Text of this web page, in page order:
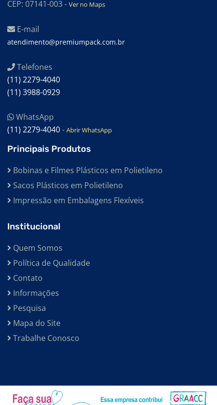
CEP: 07141-003 - Ver no Maps
E-mail
atendimento@premiumpack.com.br
Telefones
(11) 2279-4040
(11) 3988-0929
WhatsApp
(11) 2279-4040- Abrir WhatsApp
Principais Produtos
Bobinas e Filmes Plásticos em Polietileno
Sacos Plásticos em Polietileno
Impressão em Embalagens Flexíveis
Institucional
Quem Somos
Política de Qualidade
Contato
Informações
Pesquisa
Mapa do Site
Trabalhe Conosco